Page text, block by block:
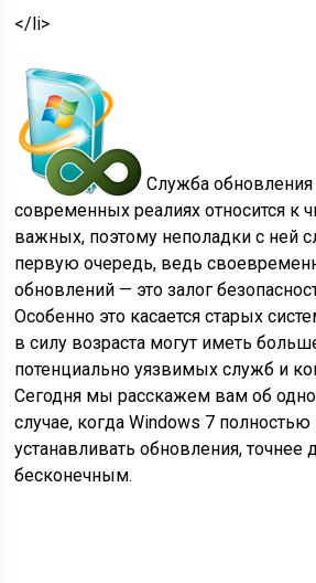
</li>
Служба
современных реалиях относится к
важных, поэтому неполадки с ней
первую очередь, ведь
обновлений — это залог
Особенно это касается старых
в силу возраста могут иметь
потенциально уязвимых служб и
Сегодня мы расскажем вам об
случае, когда Windows 7 полностью
устанавливать обновления, точнее
бесконечным.